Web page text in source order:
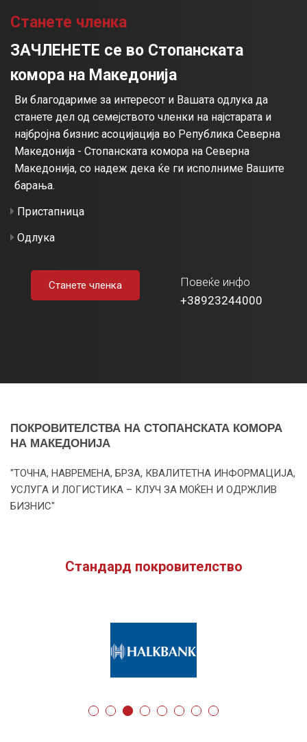
Станете членка
ЗАЧЛЕНЕТЕ се во Стопанската
комора на Македонија
Ви благодариме за интересот и Вашата одлука да
станете дел од семејството членки на најстарата и
најбројна бизнис асоцијација во Република Северна
Македонија - Стопанската комора на Северна
Македонија, со надеж дека ќе ги исполниме Вашите
барања.
Пристапница
Одлука
Станете членка
Повеќе инфо
+38923244000
ПОКРОВИТЕЛСТВА НА СТОПАНСКАТА КОМОРА
НА МАКЕДОНИЈА
"ТОЧНА, НАВРЕМЕНА, БРЗА, КВАЛИТЕТНА ИНФОРМАЦИЈА,
УСЛУГА И ЛОГИСТИКА – КЛУЧ ЗА МОЌЕН И ОДРЖЛИВ
БИЗНИС"
Стандард покровителство